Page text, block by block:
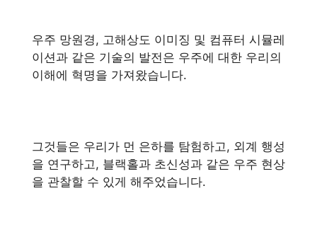
우주 망원경, 고해상도 이미징 및 컴퓨터 시뮬레
이션과 같은 기술의 발전은 우주에 대한 우리의
이해에 혁명을 가져왔습니다.
그것들은 우리가 먼 은하를 탐험하고, 외계 행성
을 연구하고, 블랙홀과 초신성과 같은 우주 현상
을 관찰할 수 있게 해주었습니다.